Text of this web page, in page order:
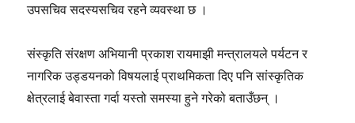
उपसचिव सदस्यसचिव रहने व्यवस्था छ ।
संस्कृति संरक्षण अभियानी प्रकाश रायमाझी मन्त्रालयले पर्यटन र
नागरिक उड्डयनको विषयलाई प्राथमिकता दिए पनि सांस्कृतिक
क्षेत्रलाई बेवास्ता गर्दा यस्तो समस्या हुने गरेको बताउँछन् ।